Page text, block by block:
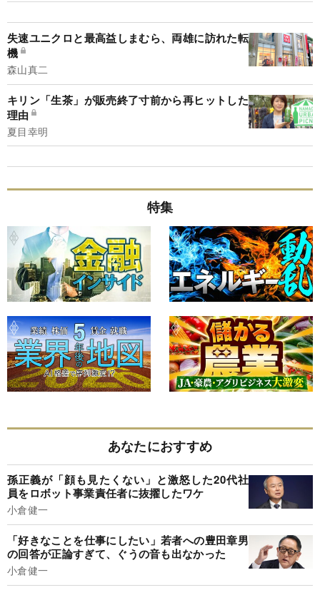
失速ユニクロと最高益しまむら、両雄に訪れた転
機
森山真二
キリン「生茶」が販売終了寸前から再ヒットした
理由
夏目幸明
特集
あなたにおすすめ
孫正義が「顔も見たくない」と激怒した20代社
員をロボット事業責任者に抜擢したワケ
小倉健一
「好きなことを仕事にしたい」若者への豊田章男
の回答が正論すぎて、ぐうの音も出なかった
小倉健一